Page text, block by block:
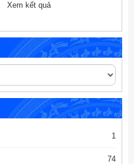
Xem kết quả
1
74